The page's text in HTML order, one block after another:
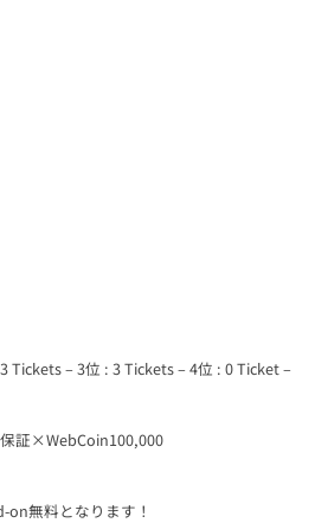
Tickets – 3位 : 3 Tickets – 4位 : 0 Ticket –
証×WebCoin100,000
on無料となります！